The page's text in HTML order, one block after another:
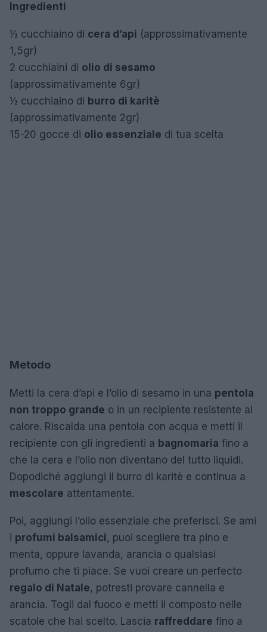
Ingredienti
½ cucchiaino di cera d’api (approssimativamente
1,5gr)
2 cucchiaini di olio di sesamo
(approssimativamente 6gr)
½ cucchiaino di burro di karitè
(approssimativamente 2gr)
15-20 gocce di olio essenziale di tua scelta
Metodo
Metti la cera d’api e l’olio di sesamo in una pentola
non troppo grande o in un recipiente resistente al
calore. Riscalda una pentola con acqua e metti il
recipiente con gli ingredienti a bagnomaria fino a
che la cera e l’olio non diventano del tutto liquidi.
Dopodiché aggiungi il burro di karitè e continua a
mescolare attentamente.
Poi, aggiungi l’olio essenziale che preferisci. Se ami
i profumi balsamici, puoi scegliere tra pino e
menta, oppure lavanda, arancia o qualsiasi
profumo che ti piace. Se vuoi creare un perfecto
regalo di Natale, potresti provare cannella e
arancia. Togli dal fuoco e metti il composto nelle
scatole che hai scelto. Lascia raffreddare fino a